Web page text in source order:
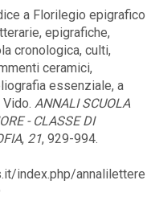
a Florilegio epigrafico
epigrafiche,
cronologica, culti,
ceramici,
essenziale, a
ANNALI SCUOLA
- CLASSE DI
, 21, 929-994.
index.php/annalilettere